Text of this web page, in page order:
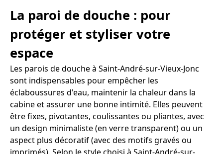
La paroi de douche : pour
protéger et styliser votre
espace
Les parois de douche à Saint-André-sur-Vieux-Jonc
sont indispensables pour empêcher les
éclaboussures d'eau, maintenir la chaleur dans la
cabine et assurer une bonne intimité. Elles peuvent
être fixes, pivotantes, coulissantes ou pliantes, avec
un design minimaliste (en verre transparent) ou un
aspect plus décoratif (avec des motifs gravés ou